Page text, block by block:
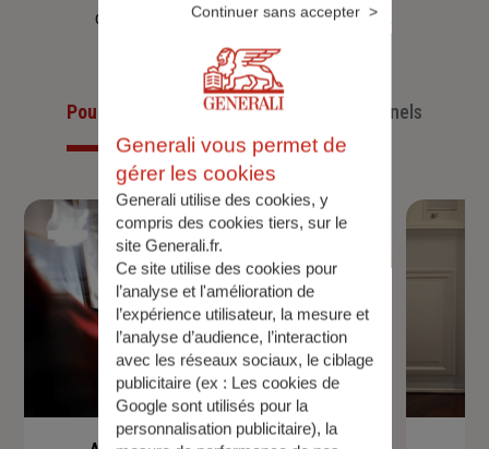
d’aujourd’hui et anticiper ceux de demain.
Pour les particuliersPour les professionnels
Generali vous permet de
gérer les cookies
Generali utilise des cookies, y
compris des cookies tiers, sur le
site Generali.fr.
Ce site utilise des cookies pour
l’analyse et l'amélioration de
l’expérience utilisateur, la mesure et
l’analyse d’audience, l’interaction
avec les réseaux sociaux, le ciblage
publicitaire (ex : Les cookies de
Google sont utilisés pour la
personnalisation publicitaire), la
Continuer sans accepter